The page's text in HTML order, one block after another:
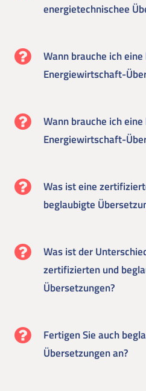
energietechnischee
Wann brauche ich
Energiewirtschaft-
Wann brauche ich
Energiewirtschaft-
Was ist eine
beglaubigte
Was ist der
zertifizierten und
Übersetzungen?
Fertigen Sie auch
Übersetzungen an?